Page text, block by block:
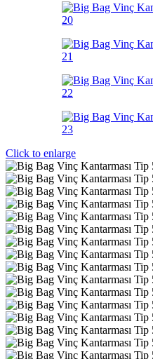
Click to enlarge